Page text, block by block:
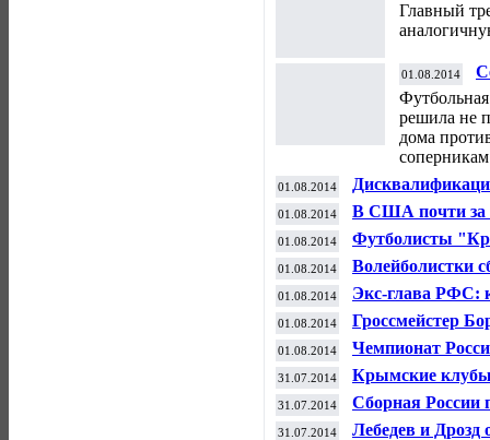
Главный
01.08.2014
решила не
дома
соперникам
01.08.2014
до двух месяцев
01.08.2014
В США почти за
Мохаммед Али
01.08.2014
Футболисты
матче
01.08.2014
Волейболистки
Гран-при
01.08.2014
Экс-глава РФС:
участию в ЧР
01.08.2014
Гроссмейстер
Илюмжинова на
01.08.2014
Чемпионат
матчем
31.07.2014
Крымские клубы
дивизионе ЧР по
31.07.2014
Сборная России
командой
31.07.2014 Лебедев и Дрозд